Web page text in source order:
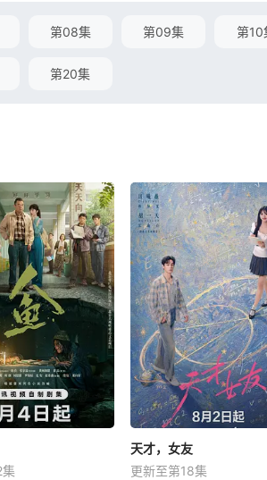
第08集 第09集 第10
第20集
天才，女友
更新至第18集